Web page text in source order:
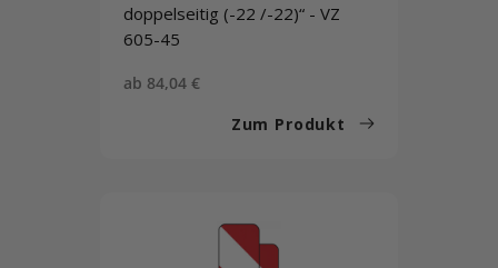
doppelseitig (-22 /-22)“ - VZ
605-45
Sonderpreis
ab 84,04 €
Zum Produkt